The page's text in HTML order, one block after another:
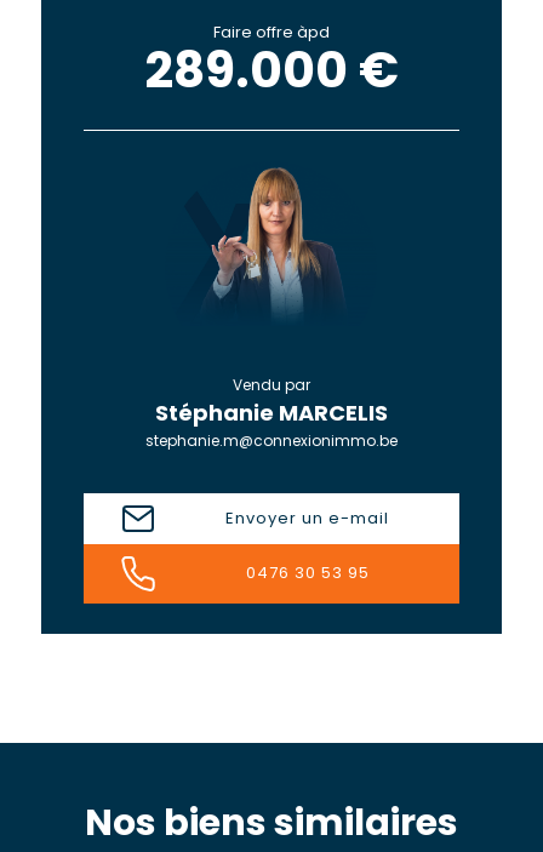
Faire offre àpd
289.000 €
Vendu par
Stéphanie MARCELIS
stephanie.m@connexionimmo.be
Envoyer un e-mail
0476 30 53 95
Nos biens similaires